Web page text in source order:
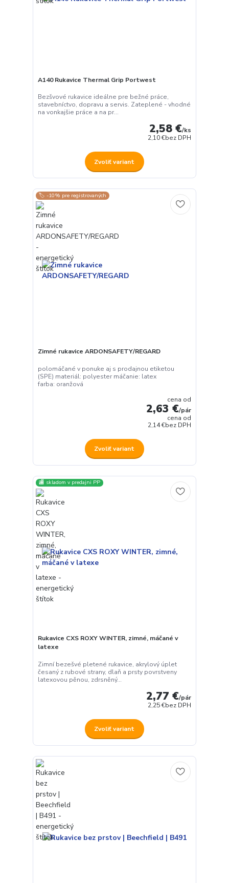
A140 Rukavice Thermal Grip Portwest
Bezšvové rukavice ideálne pre bežné práce,
stavebníctvo, dopravu a servis. Zateplené - vhodné
na vonkajšie práce a na pr...
2,58 €/ks
2,10 €bez DPH
Zvoliť variant
🏷️ -10% pre registrovaných
Zimné rukavice ARDONSAFETY/REGARD
polomáčané v ponuke aj s prodajnou etiketou
(SPE) materiál: polyester máčanie: latex
farba: oranžová
cena od
2,63 €/pár
cena od
2,14 €bez DPH
Zvoliť variant
🏬 skladom v predajni PP
Rukavice CXS ROXY WINTER, zimné, máčané v
latexe
Zimní bezešvé pletené rukavice, akrylový úplet
česaný z rubové strany, dlaň a prsty povrstveny
latexovou pěnou, zdrsněný...
2,77 €/pár
2,25 €bez DPH
Zvoliť variant